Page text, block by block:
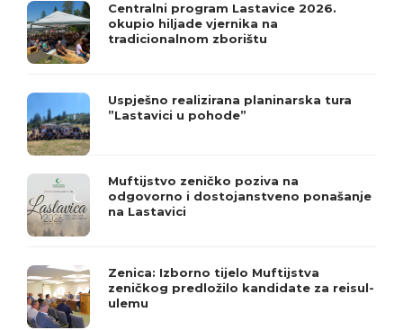
Centralni program Lastavice 2026.
okupio hiljade vjernika na
tradicionalnom zborištu
Uspješno realizirana planinarska tura
”Lastavici u pohode”
Muftijstvo zeničko poziva na
odgovorno i dostojanstveno ponašanje
na Lastavici
Zenica: Izborno tijelo Muftijstva
zeničkog predložilo kandidate za reisul-
ulemu